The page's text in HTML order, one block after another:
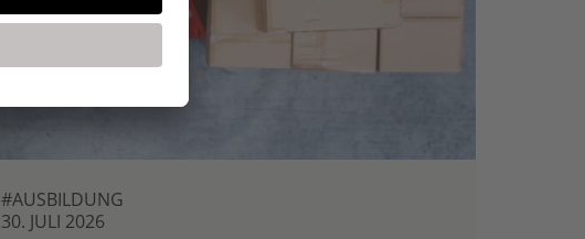
#AUSBILDUNG
30. JULI 2026